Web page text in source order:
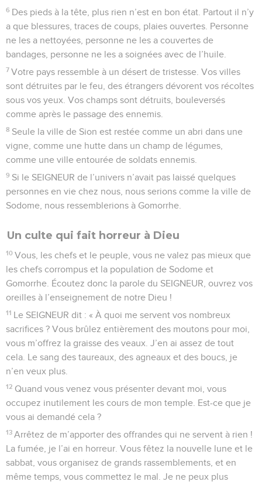
6 Des pieds à la tête, plus rien n’est en bon état. Partout il n’y
a que blessures, traces de coups, plaies ouvertes. Personne
ne les a nettoyées, personne ne les a couvertes de
bandages, personne ne les a soignées avec de l’huile.
7 Votre pays ressemble à un désert de tristesse. Vos villes
sont détruites par le feu, des étrangers dévorent vos récoltes
sous vos yeux. Vos champs sont détruits, bouleversés
comme après le passage des ennemis.
8 Seule la ville de Sion est restée comme un abri dans une
vigne, comme une hutte dans un champ de légumes,
comme une ville entourée de soldats ennemis.
9 Si le SEIGNEUR de l’univers n’avait pas laissé quelques
personnes en vie chez nous, nous serions comme la ville de
Sodome, nous ressemblerions à Gomorrhe.
Un culte qui fait horreur à Dieu
10 Vous, les chefs et le peuple, vous ne valez pas mieux que
les chefs corrompus et la population de Sodome et
Gomorrhe. Écoutez donc la parole du SEIGNEUR, ouvrez vos
oreilles à l’enseignement de notre Dieu !
11 Le SEIGNEUR dit : « À quoi me servent vos nombreux
sacrifices ? Vous brûlez entièrement des moutons pour moi,
vous m’offrez la graisse des veaux. J’en ai assez de tout
cela. Le sang des taureaux, des agneaux et des boucs, je
n’en veux plus.
12 Quand vous venez vous présenter devant moi, vous
occupez inutilement les cours de mon temple. Est-ce que je
vous ai demandé cela ?
13 Arrêtez de m’apporter des offrandes qui ne servent à rien !
La fumée, je l’ai en horreur. Vous fêtez la nouvelle lune et le
sabbat, vous organisez de grands rassemblements, et en
même temps, vous commettez le mal. Je ne peux plus